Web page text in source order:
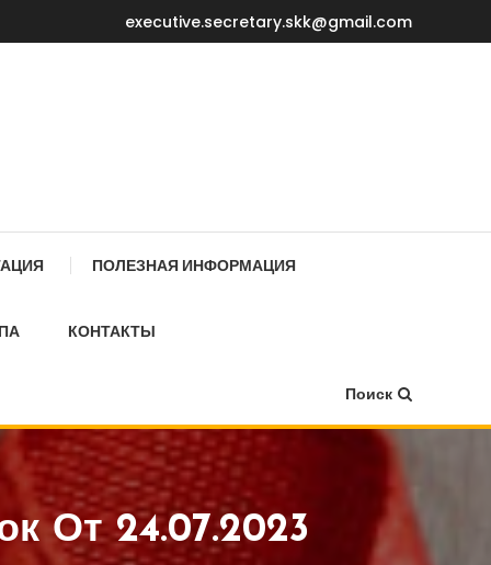
executive.secretary.skk@gmail.com
ПОЛЕЗНАЯ ИНФОРМАЦИЯ
КОНТАКТЫ
Поиск
От 24.07.2023